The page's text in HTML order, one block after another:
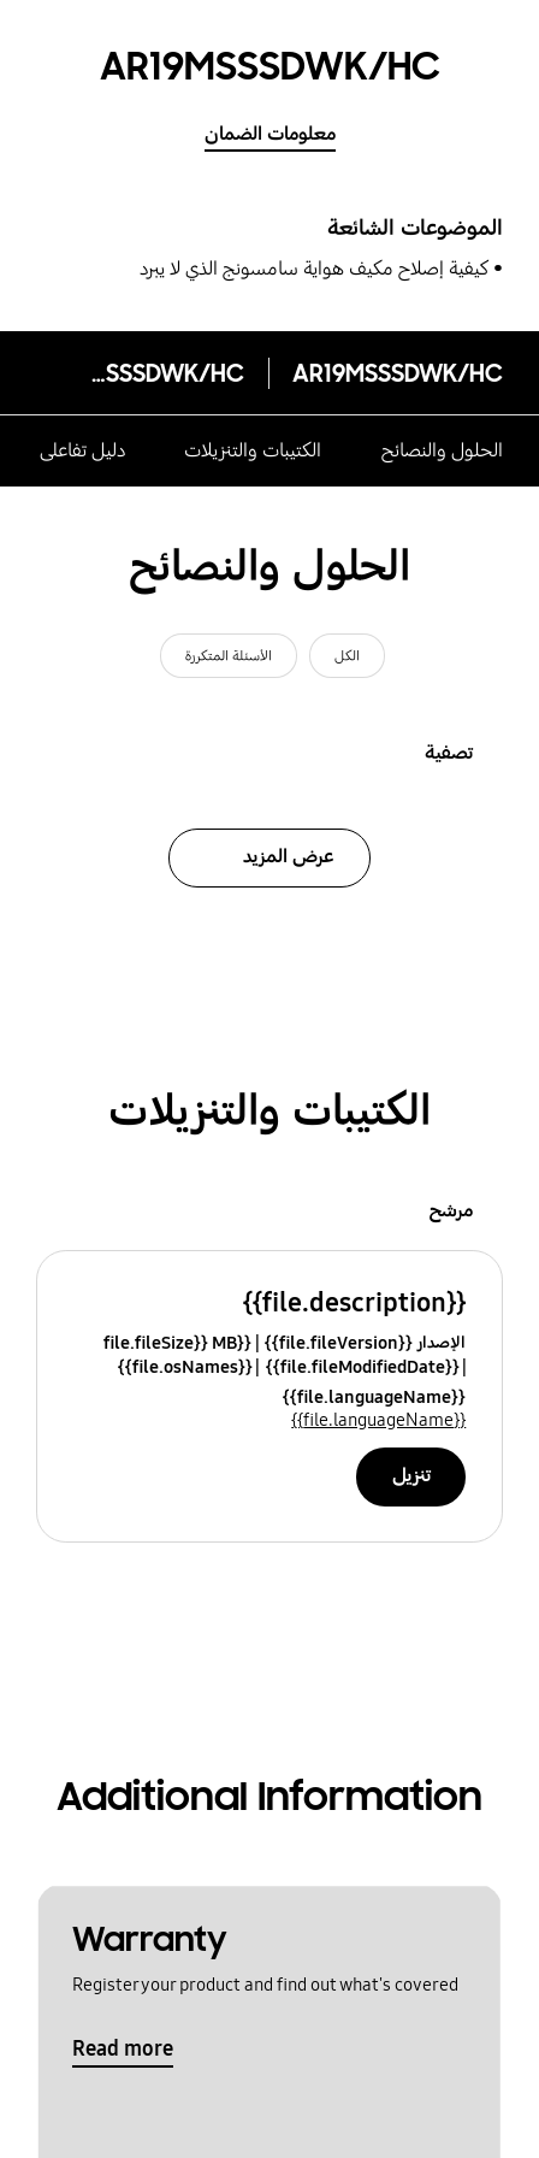
AR19MSSSDWK/HC
معلومات الضمان
الموضوعات الشائعة
كيفية إصلاح مكيف هواية سامسونج الذي لا يبرد
AR19MSSSDWK/HC
AR19MSSSDWK/HC
الحلول والنصائح الكتيبات والتنزيلات دليل تفاعلى
الحلول والنصائح
الكل الأسئلة المتكررة
تصفية
عرض المزيد
الكتيبات والتنزيلات
مرشح
{{file.description}}
الإصدار {{file.fileVersion}}
{{file.fileSize}} MB
{{file.fileModifiedDate}}
{{file.osNames}}
{{file.languageName}}
{{file.languageName}}
تنزيل
Additional Information
Warranty
Register your product and find out what's covered
Read more